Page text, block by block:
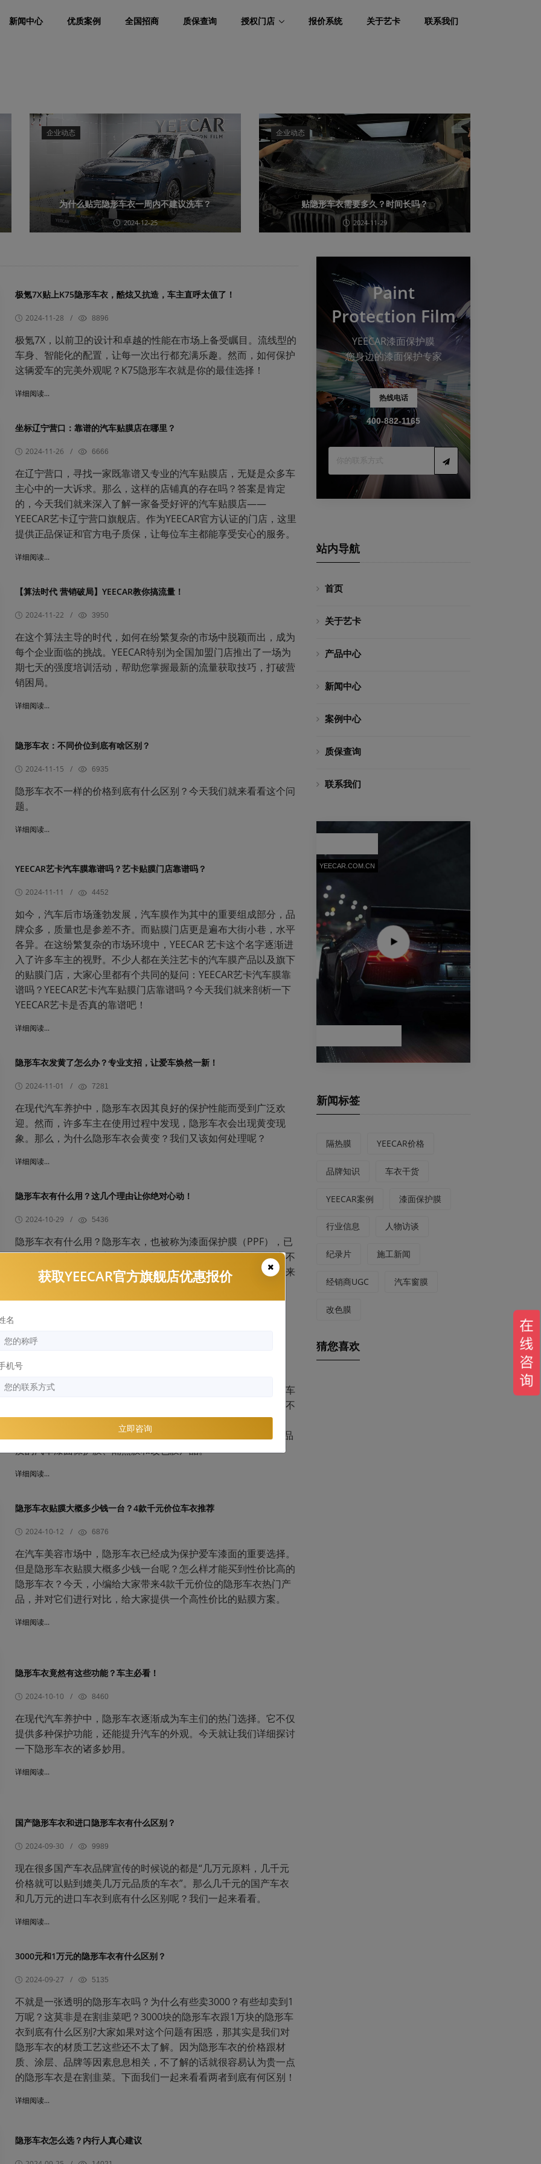
新闻中心 优质案例 全国招商 质保查询 授权门店 报价系统 关于艺卡 联系我们
企业动态
为什么贴完隐形车衣一周内不建议洗车？
2024-12-25
企业动态
贴隐形车衣需要多久？时间长吗？
2024-11-29
极氪7X贴上K75隐形车衣，酷炫又抗造，车主直呼太值了！
2024-11-28 / 8896
极氪7X，以前卫的设计和卓越的性能在市场上备受瞩目。流线型的
车身、智能化的配置，让每一次出行都充满乐趣。然而，如何保护
这辆爱车的完美外观呢？K75隐形车衣就是你的最佳选择！
详细阅读...
坐标辽宁营口：靠谱的汽车贴膜店在哪里？
2024-11-26 / 6666
在辽宁营口，寻找一家既靠谱又专业的汽车贴膜店，无疑是众多车
主心中的一大诉求。那么，这样的店铺真的存在吗？答案是肯定
的，今天我们就来深入了解一家备受好评的汽车贴膜店——
YEECAR艺卡辽宁营口旗舰店。作为YEECAR官方认证的门店，这里
提供正品保证和官方电子质保，让每位车主都能享受安心的服务。
详细阅读...
【算法时代 营销破局】YEECAR教你搞流量！
2024-11-22 / 3950
在这个算法主导的时代，如何在纷繁复杂的市场中脱颖而出，成为
每个企业面临的挑战。YEECAR特别为全国加盟门店推出了一场为
期七天的强度培训活动，帮助您掌握最新的流量获取技巧，打破营
销困局。
详细阅读...
隐形车衣：不同价位到底有啥区别？
2024-11-15 / 6935
隐形车衣不一样的价格到底有什么区别？今天我们就来看看这个问
题。
详细阅读...
YEECAR艺卡汽车膜靠谱吗？艺卡贴膜门店靠谱吗？
2024-11-11 / 4452
如今，汽车后市场蓬勃发展，汽车膜作为其中的重要组成部分，品
牌众多，质量也是参差不齐。而贴膜门店更是遍布大街小巷，水平
各异。在这纷繁复杂的市场环境中，YEECAR 艺卡这个名字逐渐进
入了许多车主的视野。不少人都在关注艺卡的汽车膜产品以及旗下
的贴膜门店，大家心里都有个共同的疑问：YEECAR艺卡汽车膜靠
谱吗？YEECAR艺卡汽车贴膜门店靠谱吗？今天我们就来剖析一下
YEECAR艺卡是否真的靠谱吧！
详细阅读...
隐形车衣发黄了怎么办？专业支招，让爱车焕然一新！
2024-11-01 / 7281
在现代汽车养护中，隐形车衣因其良好的保护性能而受到广泛欢
迎。然而，许多车主在使用过程中发现，隐形车衣会出现黄变现
象。那么，为什么隐形车衣会黄变？我们又该如何处理呢？
详细阅读...
隐形车衣有什么用？这几个理由让你绝对心动！
2024-10-29 / 5436
隐形车衣有什么用？隐形车衣，也被称为漆面保护膜（PPF），已
经成为汽车美容和保养领域的热门选择。对于爱车人士来说，它不
仅仅是一个简单的保护膜，更是一种贴心的呵护。今天，我们就来
深入聊聊隐形车衣的那些事儿。
隐形车衣品牌推荐，怎么选？
隐形车衣怎么选？隐形车衣品牌推荐有吗？很多车主在选择隐形车
衣时都面临一个难题：到底哪个品牌好？如果你正在为此纠结，不
妨看看YEECAR艺卡。作为一家源于英国的高端汽车膜品牌，
YEECAR艺卡自2015年创立以来，一直致力于为广大车主提供高品
质的汽车漆面保护膜、隔热膜和改色膜产品。
详细阅读...
隐形车衣贴膜大概多少钱一台？4款千元价位车衣推荐
2024-10-12 / 6876
在汽车美容市场中，隐形车衣已经成为保护爱车漆面的重要选择。
但是隐形车衣贴膜大概多少钱一台呢？怎么样才能买到性价比高的
隐形车衣？今天，小编给大家带来4款千元价位的隐形车衣热门产
品，并对它们进行对比，给大家提供一个高性价比的贴膜方案。
详细阅读...
隐形车衣竟然有这些功能？车主必看！
2024-10-10 / 8460
在现代汽车养护中，隐形车衣逐渐成为车主们的热门选择。它不仅
提供多种保护功能，还能提升汽车的外观。今天就让我们详细探讨
一下隐形车衣的诸多妙用。
详细阅读...
国产隐形车衣和进口隐形车衣有什么区别？
2024-09-30 / 9989
现在很多国产车衣品牌宣传的时候说的都是“几万元原料，几千元
价格就可以贴到媲美几万元品质的车衣”。那么几千元的国产车衣
和几万元的进口车衣到底有什么区别呢？我们一起来看看。
详细阅读...
3000元和1万元的隐形车衣有什么区别？
2024-09-27 / 5135
不就是一张透明的隐形车衣吗？为什么有些卖3000？有些却卖到1
万呢？这莫非是在割韭菜吧？3000块的隐形车衣跟1万块的隐形车
衣到底有什么区别?大家如果对这个问题有困惑，那其实是我们对
隐形车衣的材质工艺这些还不太了解。因为隐形车衣的价格跟材
质、涂层、品牌等因素息息相关，不了解的话就很容易认为贵一点
的隐形车衣是在割韭菜。下面我们一起来看看两者到底有何区别！
详细阅读...
隐形车衣怎么选？内行人真心建议
Paint
Protection Film
YEECAR漆面保护膜
您身边的漆面保护专家
热线电话
400-882-1165
站内导航
首页
关于艺卡
产品中心
新闻中心
案例中心
质保查询
联系我们
YEECAR.COM.CN
新闻标签
隔热膜 YEECAR价格
品牌知识 车衣干货
YEECAR案例 漆面保护膜
行业信息 人物访谈
纪录片 施工新闻
经销商UGC 汽车窗膜
改色膜
猜您喜欢
获取YEECAR官方旗舰店优惠报价
名
机号
立即咨询